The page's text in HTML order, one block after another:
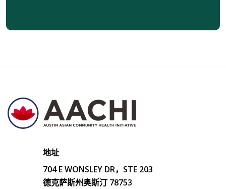
地址
704 E WONSLEY DR，STE 203
德克萨斯州奥斯汀 78753